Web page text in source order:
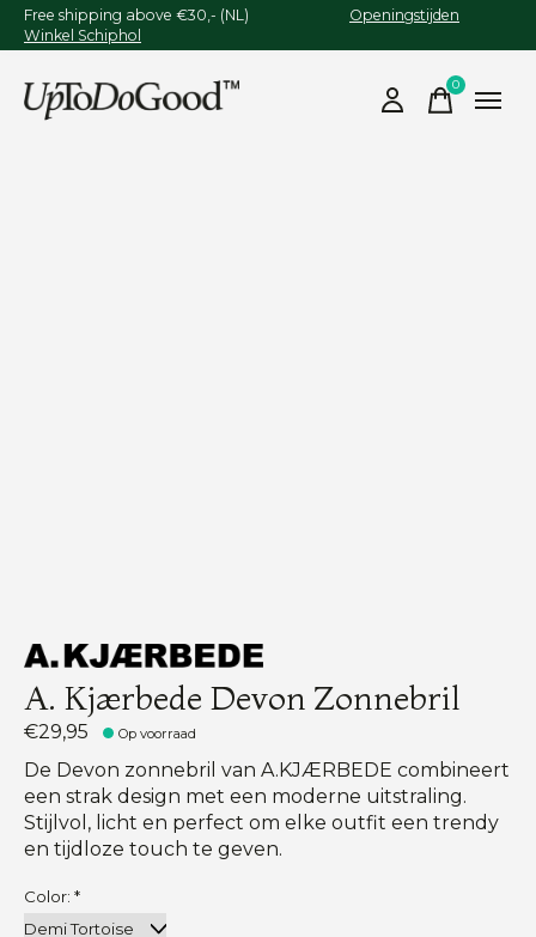
Free shipping above €30,- (NL) Openingstijden
Winkel Schiphol
0items
A. Kjærbede Devon Zonnebril
€29,95 Op voorraad
De Devon zonnebril van A.KJÆRBEDE combineert
een strak design met een moderne uitstraling.
Stijlvol, licht en perfect om elke outfit een trendy
en tijdloze touch te geven.
Color: *